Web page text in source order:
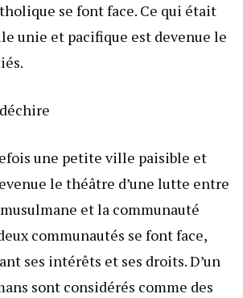
se font face. Ce qui était
unie et pacifique est devenue le
une petite ville paisible et
le théâtre d’une lutte entre
et la communauté
communautés se font face,
ses intérêts et ses droits. D’un
sont considérés comme des